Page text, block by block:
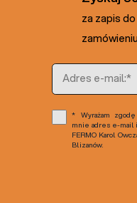
za zapis
Adres e-mail
Wyrażam
mnie adres e-mail
FERMO Karol
Blizanów.